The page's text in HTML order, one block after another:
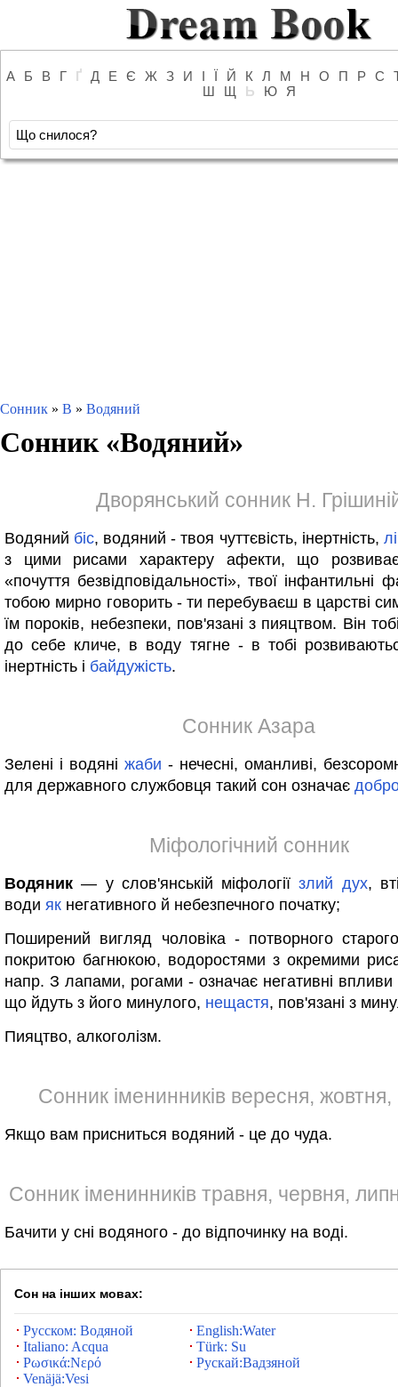
А Б В Г Ґ Д Е Є Ж З И І Ї Й К Л М Н О П Р С
Ш
Щ Ь Ю Я
Сонник » В » Водяний
Сонник «Водяний»
Дворянський сонник Н.
Водяний біс, водяний - твоя чуттєвість, інертність,
з цими рисами характеру афекти, що
«почуття безвідповідальності», твої інфантильні
тобою мирно говорить - ти перебуваєш в царстві
їм пороків, небезпеки, пов'язані з пияцтвом. Він
до себе кличе, в воду тягне - в тобі
інертність і байдужість.
Сонник Азара
Зелені і водяні жаби - нечесні, оманливі,
для державного службовця такий сон означає
Міфологічний сонник
Водяник — у слов'янській міфологіїзлий дух,
води як негативного й небезпечного початку;
Поширений вигляд чоловіка - потворного
покритою багнюкою, водоростями з окремими
напр. З лапами, рогами - означає негативні
що йдуть з його минулого, нещастя, пов'язані з
Пияцтво, алкоголізм.
Сонник іменинників вересня, жовтня,
Якщо вам присниться водяний - це до чуда.
Сонник іменинників травня, червня,
Бачити у сні водяного - до відпочинку на воді.
Сон на інших мовах:
Русском: Водяной
English:Water
Italiano: Acqua
Türk: Su
Ρωσικά:Νερό
Рускай:Вадзяной
Venäjä:Vesi